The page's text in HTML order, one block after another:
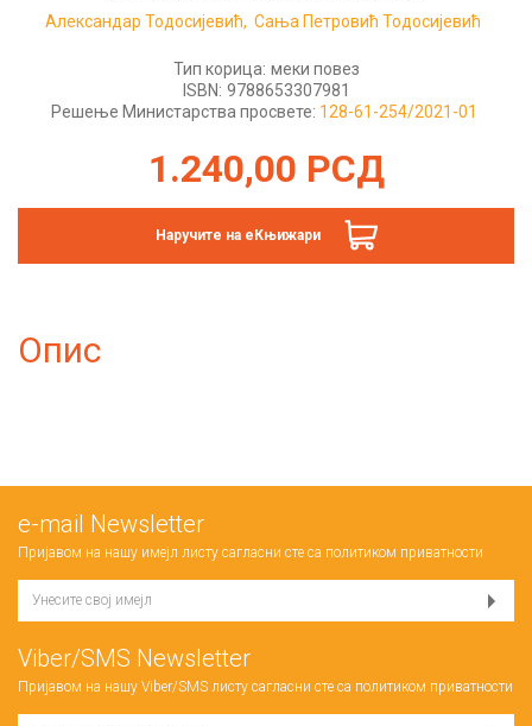
Александар Тодосијевић, Сања Петровић Тодосијевић
Тип корица: меки повез
ISBN: 9788653307981
Решење Министарства просвете: 128-61-254/2021-01
1.240,00 РСД
Наручите на еКњижари
Опис
е-mail Newsletter
Пријавом на нашу имејл листу сагласни сте са политиком приватности
Viber/SMS Newsletter
Пријавом на нашу Viber/SMS листу сагласни сте са политиком приватности